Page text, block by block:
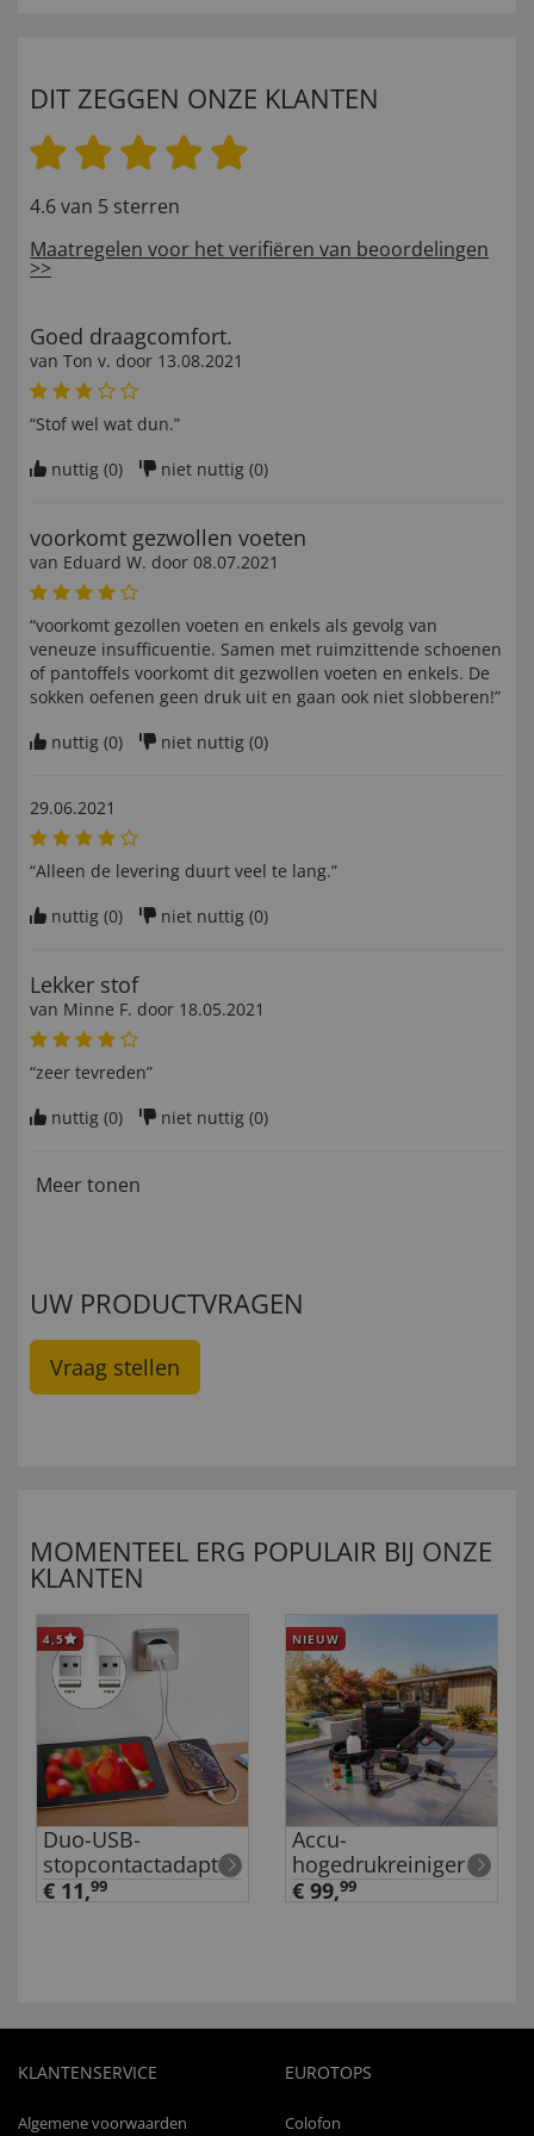
DIT ZEGGEN ONZE KLANTEN
4.6 van 5 sterren
Maatregelen voor het verifiëren van beoordelingen
>>
Goed draagcomfort.
van Ton v. door 13.08.2021
“Stof wel wat dun.”
nuttig (0) niet nuttig (0)
voorkomt gezwollen voeten
van Eduard W. door 08.07.2021
“voorkomt gezollen voeten en enkels als gevolg van
veneuze insufficuentie. Samen met ruimzittende schoenen
of pantoffels voorkomt dit gezwollen voeten en enkels. De
sokken oefenen geen druk uit en gaan ook niet slobberen!”
nuttig (0) niet nuttig (0)
29.06.2021
“Alleen de levering duurt veel te lang.”
nuttig (0) niet nuttig (0)
Lekker stof
van Minne F. door 18.05.2021
“zeer tevreden”
nuttig (0) niet nuttig (0)
Meer tonen
UW PRODUCTVRAGEN
Vraag stellen
MOMENTEEL ERG POPULAIR BIJ ONZE
KLANTEN
4,5
Duo-USB-
stopcontactadapter
€ 11,99
NIEUW
Accu-
hogedrukreiniger
€ 99,99
KLANTENSERVICE
Algemene voorwaarden
EUROTOPS
Colofon